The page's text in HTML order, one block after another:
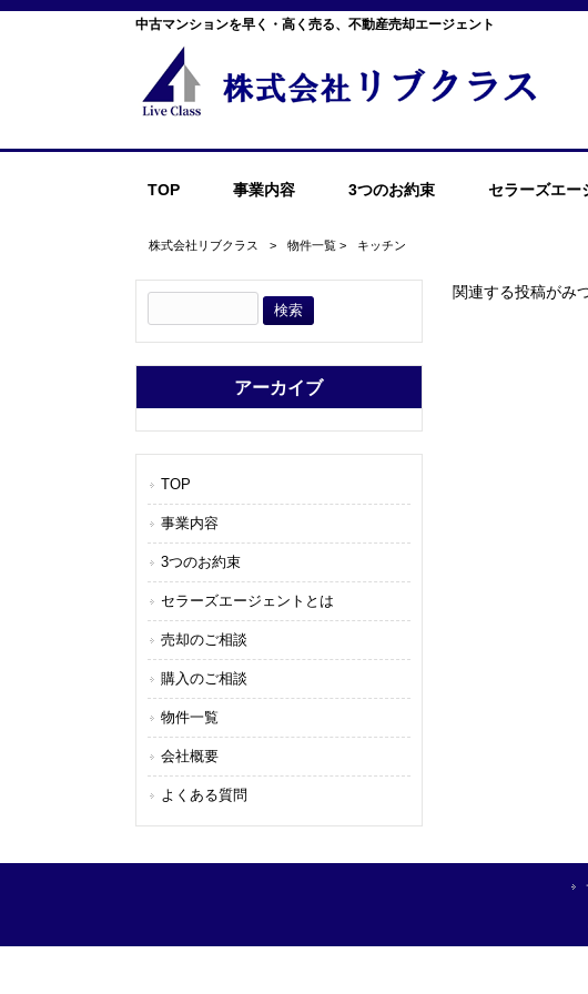
中古マンションを早く・高く売る、不動産売却エージェント
TOP 事業内容 3つのお約束 セラーズエー
株式会社リブクラス > 物件一覧 > キッチン
関連する投稿がみ
アーカイブ
TOP
事業内容
3つのお約束
セラーズエージェントとは
売却のご相談
購入のご相談
物件一覧
会社概要
よくある質問